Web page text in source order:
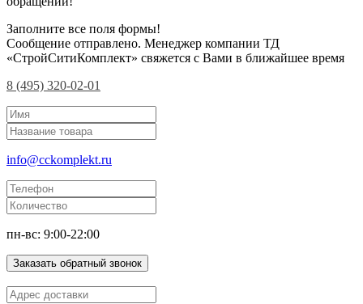
Заполните все поля формы!
Сообщение отправлено. Менеджер компании ТД
«СтройСитиКомплект» свяжется с Вами в ближайшее время
8 (495) 320-02-01
info@cckomplekt.ru
пн-вс: 9:00-22:00
Заказать обратный звонок